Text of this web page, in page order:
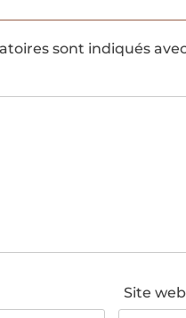
sont indiqués
Site web